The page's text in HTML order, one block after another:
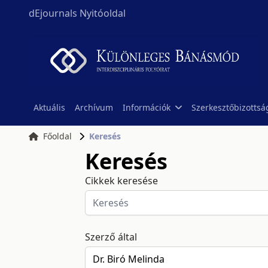
dEjournals Nyitóoldal
Aktuális Archívum Információk
Főoldal Keresés
Keresés
Cikkek keresése
Szerző által